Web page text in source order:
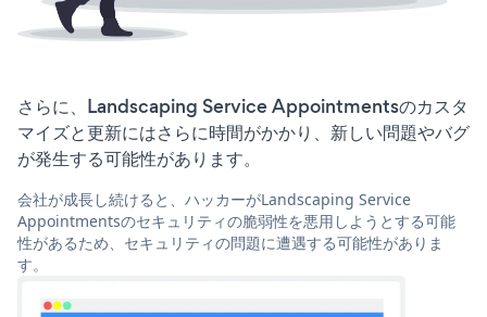
さらに、Landscaping Service Appointmentsのカスタ
マイズと更新にはさらに時間がかかり、新しい問題やバグ
が発生する可能性があります。
会社が成長し続けると、ハッカーがLandscaping Service
Appointmentsのセキュリティの脆弱性を悪用しようとする可能
性があるため、セキュリティの問題に遭遇する可能性がありま
す。